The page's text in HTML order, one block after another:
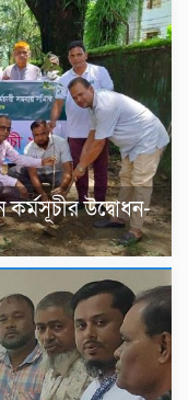
কর্মসূচীর উদ্বোধন-